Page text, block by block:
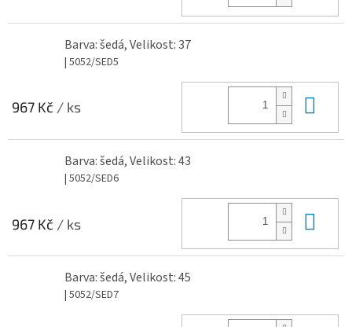
Barva: šedá, Velikost: 37
| 5052/SED5
967 Kč / ks
Barva: šedá, Velikost: 43
| 5052/SED6
967 Kč / ks
Barva: šedá, Velikost: 45
| 5052/SED7